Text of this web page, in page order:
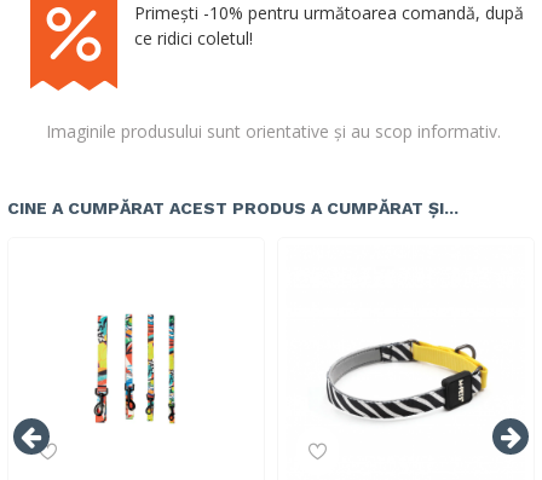
Imaginile produsului sunt orientative și au scop informativ.
Primești -10% pentru următoarea comandă, după
ce ridici coletul!
CINE A CUMPĂRAT ACEST PRODUS A CUMPĂRAT ȘI...